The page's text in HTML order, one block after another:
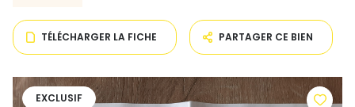
TÉLÉCHARGER LA FICHE PARTAGER CE BIEN
EXCLUSIF